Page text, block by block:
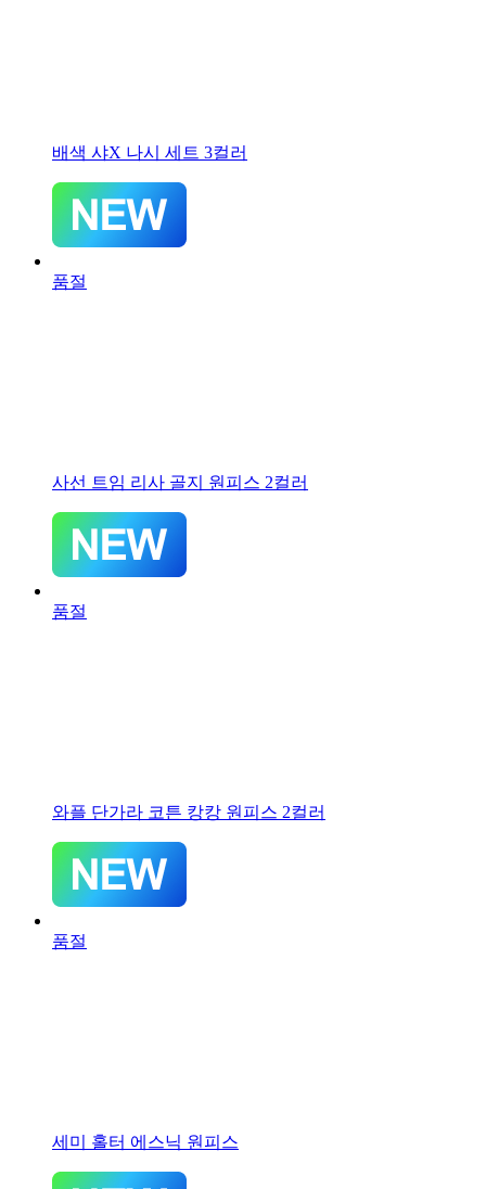
배색 샤X 나시 세트 3컬러
품절
사선 트임 리사 골지 원피스 2컬러
품절
와플 단가라 코튼 캉캉 원피스 2컬러
품절
세미 홀터 에스닉 원피스